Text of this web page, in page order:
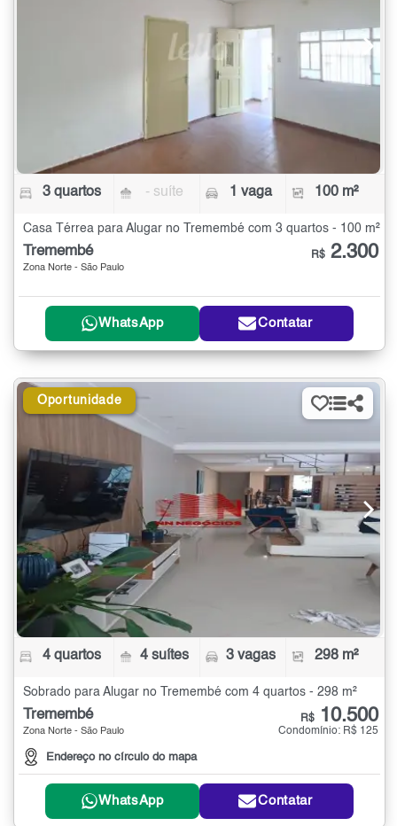
3 quartos - suíte 1 vaga 100 m²
Casa Térrea para Alugar no Tremembé com 3 quartos - 100 m²
Tremembé
Zona Norte - São Paulo
R$ 2.300
WhatsApp Contatar
Oportunidade
4 quartos 4 suítes 3 vagas 298 m²
Sobrado para Alugar no Tremembé com 4 quartos - 298 m²
Tremembé
Zona Norte - São Paulo
Endereço no círculo do mapa
R$ 10.500
Condomínio: R$ 125
WhatsApp Contatar